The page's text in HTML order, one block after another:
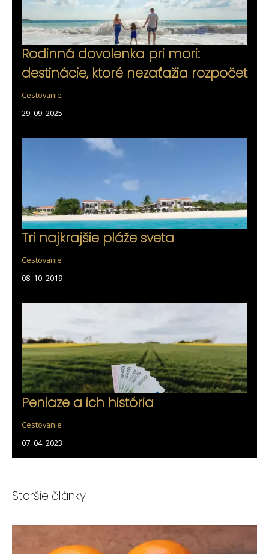
Rodinná dovolenka pri mori:
destinácie, ktoré nezaťažia rozpočet
Cestovanie
29. 09. 2025
Tri najkrajšie pláže sveta
Cestovanie
08. 10. 2019
Peniaze a ich história
Cestovanie
07. 04. 2023
Staršie články